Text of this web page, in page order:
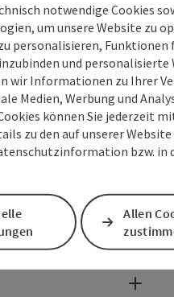
notwendige Cookies
um unsere Website zu
personalisieren, Funktionen
und personalisierte
wir Informationen zu Ihrer
Medien, Werbung und
können Sie jederzeit
zu den auf unserer Website
bzw. in
Allen